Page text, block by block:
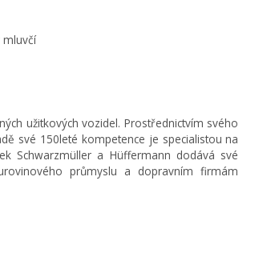
mluvčí
užitkových vozidel. Prostřednictvím svého
své 150leté kompetence je specialistou na
Schwarzmüller a Hüffermann dodává své
průmyslu a dopravním firmám